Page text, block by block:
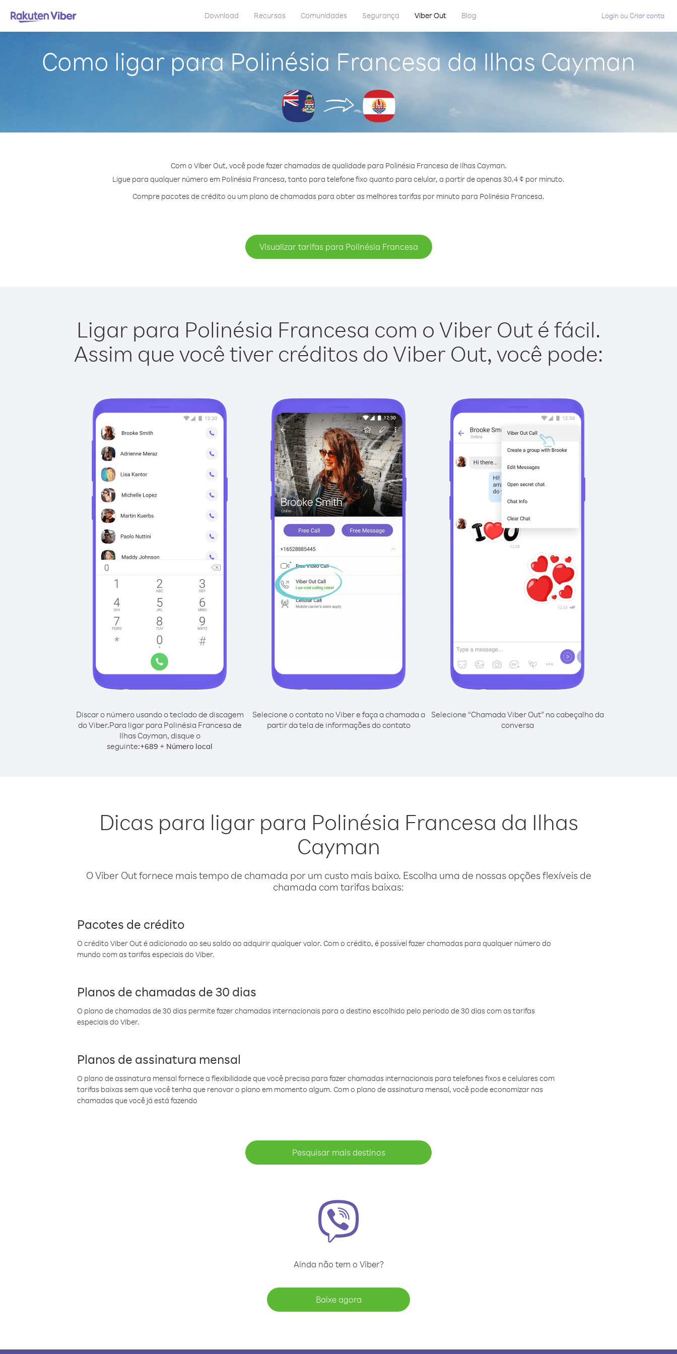
Download Recursos Comunidades Segurança Viber Out Blog Login ou Criar conta
Como ligar para Polinésia Francesa da Ilhas Cayman
Com o Viber Out, você pode fazer chamadas de qualidade para Polinésia Francesa de Ilhas Cayman.
Ligue para qualquer número em Polinésia Francesa, tanto para telefone fixo quanto para celular, a partir de apenas 30.4 ¢ por minuto.
Compre pacotes de crédito ou um plano de chamadas para obter as melhores tarifas por minuto para Polinésia Francesa.
Visualizar tarifas para Polinésia Francesa
Ligar para Polinésia Francesa com o Viber Out é fácil.
Assim que você tiver créditos do Viber Out, você pode:
Discar o número usando o teclado de discagem
do Viber.Para ligar para Polinésia Francesa de
Ilhas Cayman, disque o
seguinte:+689 + Número local
Selecione o contato no Viber e faça a chamada a
partir da tela de informações do contato
Selecione “Chamada Viber Out” no cabeçalho da
conversa
Dicas para ligar para Polinésia Francesa da Ilhas
Cayman
O Viber Out fornece mais tempo de chamada por um custo mais baixo. Escolha uma de nossas opções flexíveis de
chamada com tarifas baixas:
Pacotes de crédito
O crédito Viber Out é adicionado ao seu saldo ao adquirir qualquer valor. Com o crédito, é possível fazer chamadas para qualquer número do
mundo com as tarifas especiais do Viber.
Planos de chamadas de 30 dias
O plano de chamadas de 30 dias permite fazer chamadas internacionais para o destino escolhido pelo período de 30 dias com as tarifas
especiais do Viber.
Planos de assinatura mensal
O plano de assinatura mensal fornece a flexibilidade que você precisa para fazer chamadas internacionais para telefones fixos e celulares com
tarifas baixas sem que você tenha que renovar o plano em momento algum. Com o plano de assinatura mensal, você pode economizar nas
chamadas que você já está fazendo
Pesquisar mais destinos
Ainda não tem o Viber?
Baixe agora